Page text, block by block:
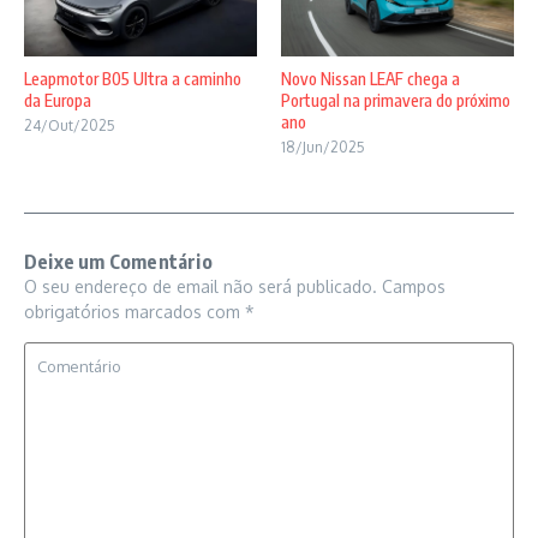
Leapmotor B05 Ultra a caminho
da Europa
24/Out/2025
Novo Nissan LEAF chega a
Portugal na primavera do próximo
ano
18/Jun/2025
Deixe um Comentário
O seu endereço de email não será publicado. Campos
obrigatórios marcados com *